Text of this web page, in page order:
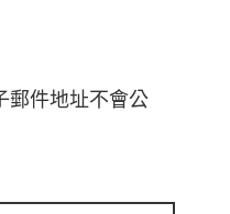
郵件地址不會公